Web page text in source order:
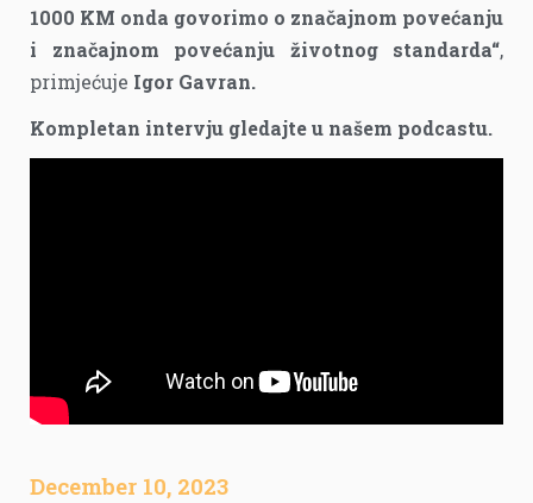
1000 KM onda govorimo o značajnom povećanju
i značajnom povećanju životnog standarda“,
primjećuje Igor Gavran.
Kompletan intervju gledajte u našem podcastu.
December 10, 2023